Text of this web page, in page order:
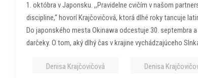
1. októbra v Japonsku. ,,Pravidelne cvičím v našom
discipline,“ hovorí Krajčovičová, ktorá dlhé roky tancuje
Do japonského mesta Okinawa odcestuje 30. septembra
darčeky. O tom, aký dlhý čas v krajine vychádzajúceho
Denisa Krajčovičová Denisa